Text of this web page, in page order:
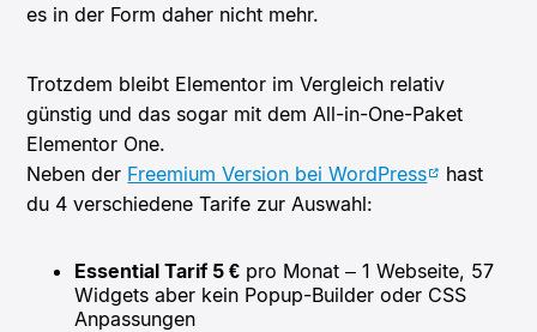
es in der Form daher nicht mehr.
Trotzdem bleibt Elementor im Vergleich relativ
günstig und das sogar mit dem All-in-One-Paket
Elementor One.
Neben der Freemium Version bei WordPress
hast
du 4 verschiedene Tarife zur Auswahl:
Essential Tarif 5 € pro Monat – 1 Webseite, 57
Widgets aber kein Popup-Builder oder CSS
Anpassungen